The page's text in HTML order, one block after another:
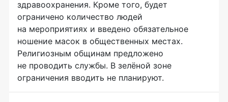
здравоохранения. Кроме того, будет
ограничено количество людей
на мероприятиях и введено обязательное
ношение масок в общественных местах.
Религиозным общинам предложено
не проводить службы. В зелёной зоне
ограничения вводить не планируют.